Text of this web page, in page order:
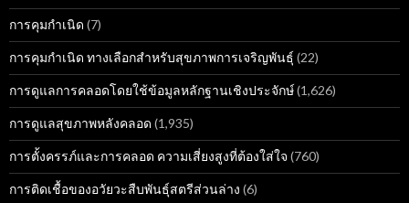
การคุมกำเนิด (7)
การคุมกำเนิด ทางเลือกสำหรับสุขภาพการเจริญพันธุ์ (22)
การดูแลการคลอดโดยใช้ข้อมูลหลักฐานเชิงประจักษ์(1,626)
การดูแลสุขภาพหลังคลอด (1,935)
การตั้งครรภ์และการคลอด ความเสี่ยงสูงที่ต้องใส่ใจ (760)
การติดเชื้อของอวัยวะสืบพันธุ์สตรีส่วนล่าง (6)